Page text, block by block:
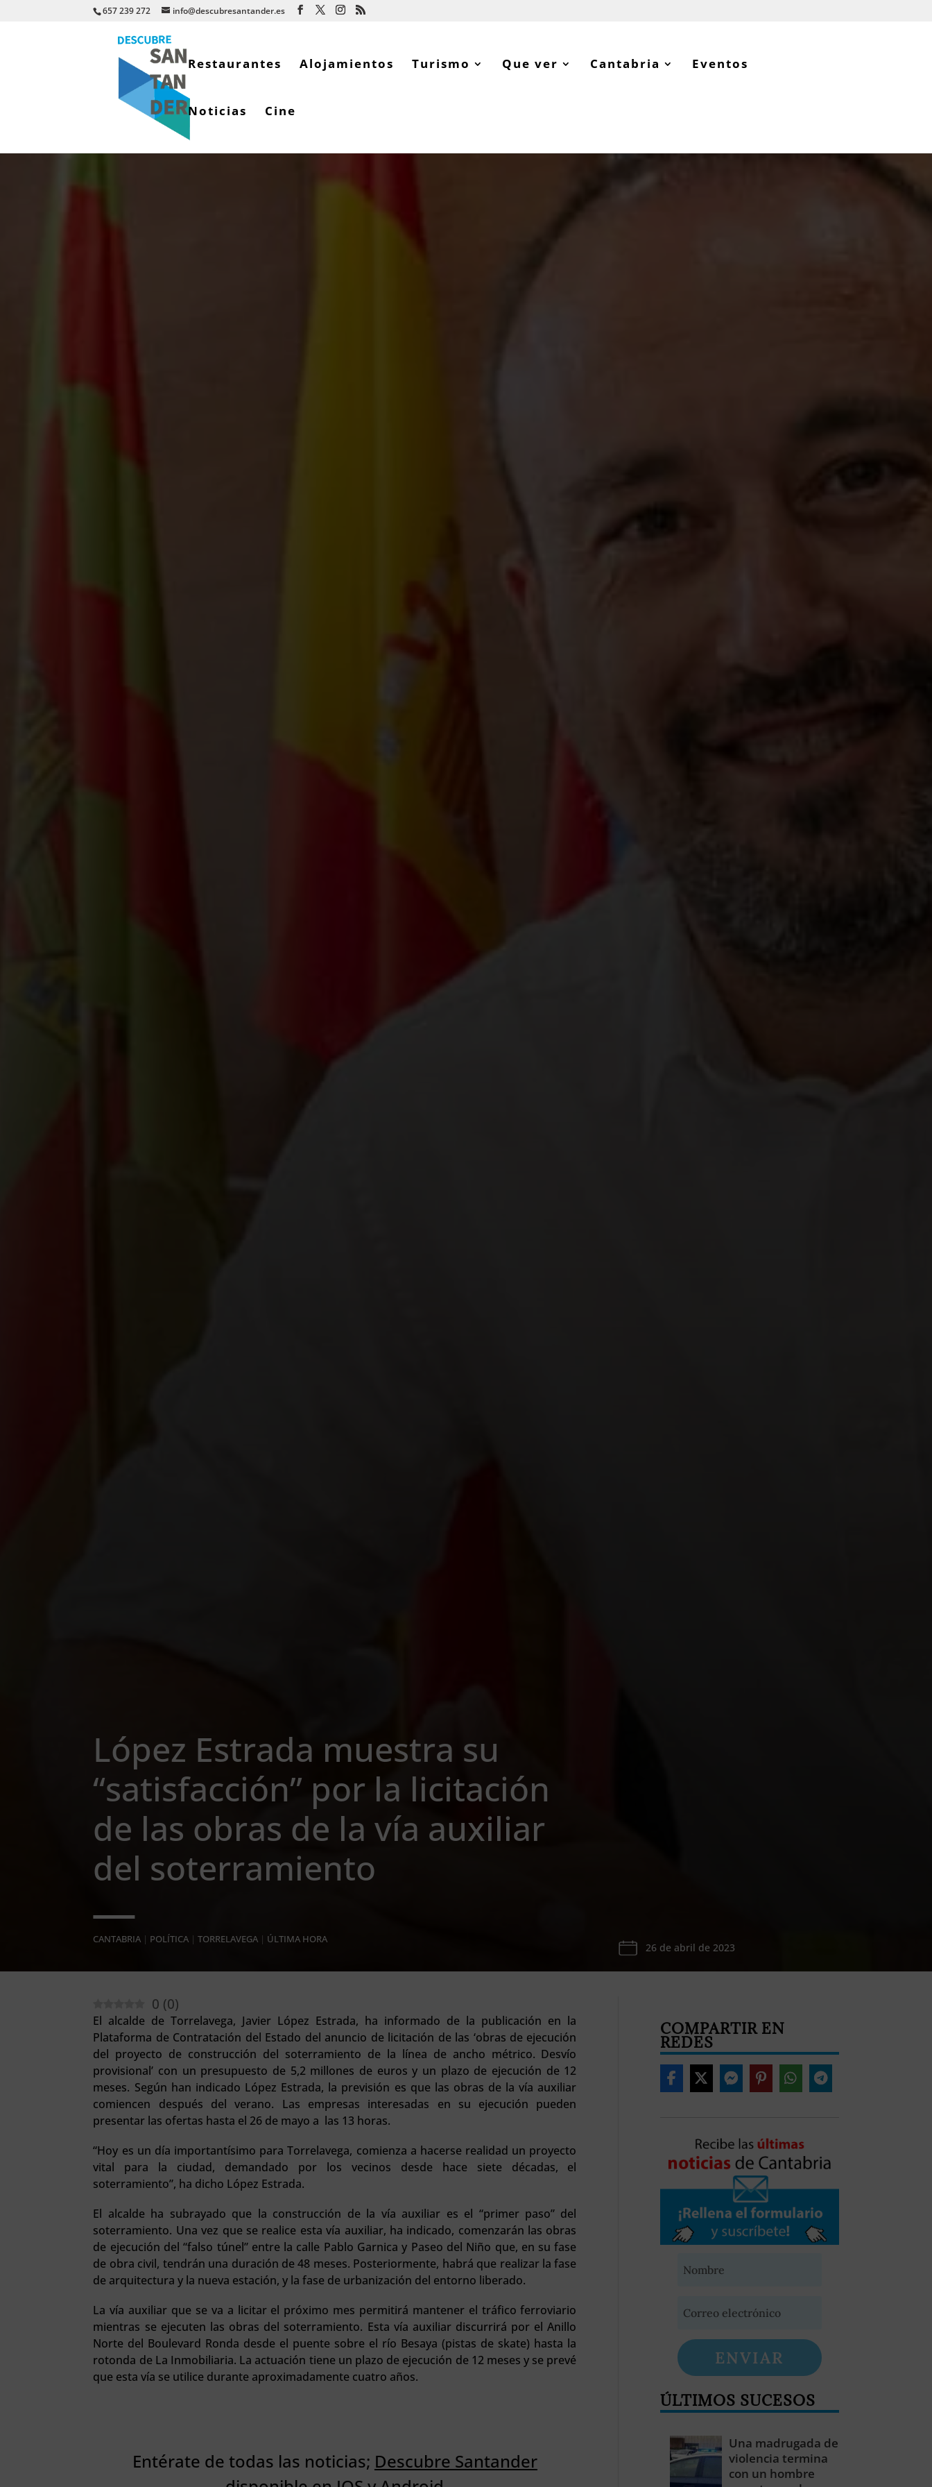
657 239 272 info@descubresantander.es
Restaurantes Alojamientos Turismo Que ver Cantabria Eventos
Noticias Cine
López Estrada muestra su
“satisfacción” por la licitación
de las obras de la vía auxiliar
del soterramiento
CANTABRIA | POLÍTICA |TORRELAVEGA | ÚLTIMA HORA
26 de abril de 2023
0 (0)
El alcalde de Torrelavega, Javier López Estrada, ha informado de la publicación en la
Plataforma de Contratación del Estado del anuncio de licitación de las ‘obras de ejecución
del proyecto de construcción del soterramiento de la línea de ancho métrico. Desvío
provisional’ con un presupuesto de 5,2 millones de euros y un plazo de ejecución de 12
meses. Según han indicado López Estrada, la previsión es que las obras de la vía auxiliar
comiencen después del verano. Las empresas interesadas en su ejecución pueden
presentar las ofertas hasta el 26 de mayo a las 13 horas.
“Hoy es un día importantísimo para Torrelavega, comienza a hacerse realidad un proyecto
vital para la ciudad, demandado por los vecinos desde hace siete décadas, el
soterramiento”, ha dicho López Estrada.
El alcalde ha subrayado que la construcción de la vía auxiliar es el “primer paso” del
soterramiento. Una vez que se realice esta vía auxiliar, ha indicado, comenzarán las obras
de ejecución del “falso túnel” entre la calle Pablo Garnica y Paseo del Niño que, en su fase
de obra civil, tendrán una duración de 48 meses. Posteriormente, habrá que realizar la fase
de arquitectura y la nueva estación, y la fase de urbanización del entorno liberado.
La vía auxiliar que se va a licitar el próximo mes permitirá mantener el tráfico ferroviario
mientras se ejecuten las obras del soterramiento. Esta vía auxiliar discurrirá por el Anillo
Norte del Boulevard Ronda desde el puente sobre el río Besaya (pistas de skate) hasta la
rotonda de La Inmobiliaria. La actuación tiene un plazo de ejecución de 12 meses y se prevé
que esta vía se utilice durante aproximadamente cuatro años.
Entérate de todas las noticias; Descubre Santander
COMPARTIR EN
REDES
ENVIAR
ÚLTIMOS SUCESOS
Una madrugada de
violencia termina
con un hombre